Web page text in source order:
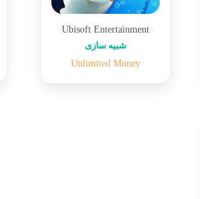
Ubisoft Entertainment
شبیه سازی
Unlimited Money